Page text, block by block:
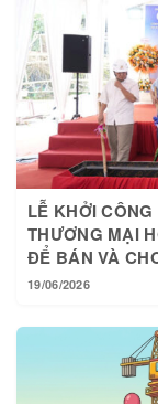
LỄ KHỞI
THƯƠNG MẠI
ĐỂ BÁN VÀ
19/06/2026